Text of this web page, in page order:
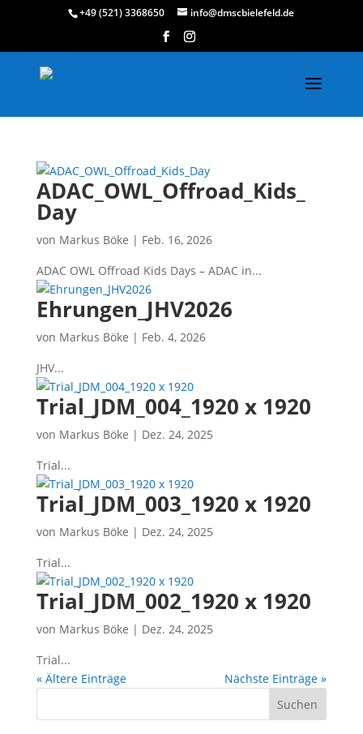
+49 (521) 3368650 info@dmscbielefeld.de
ADAC_​OWL_​Offroad_​Kids_​
Day
von Markus Böke | Feb. 16, 2026
ADAC OWL Off­road Kids Days – ADAC in...
Ehrungen_​JHV2026
von Markus Böke | Feb. 4, 2026
JHV...
Trial_​JDM_​004_​1920 x 1920
von Markus Böke | Dez. 24, 2025
Tri­al...
Trial_​JDM_​003_​1920 x 1920
von Markus Böke | Dez. 24, 2025
Tri­al...
Trial_​JDM_​002_​1920 x 1920
von Markus Böke | Dez. 24, 2025
Tri­al...
« Ältere Einträge
Nächste Einträge »